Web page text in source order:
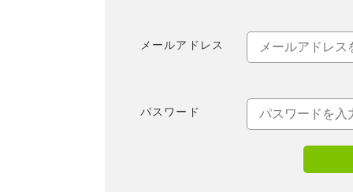
メールアドレス
パスワード